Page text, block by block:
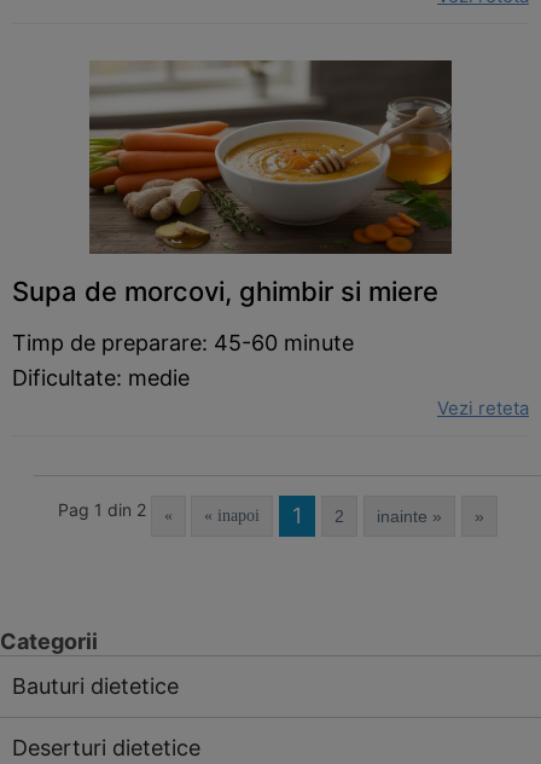
Supa de morcovi, ghimbir si miere
Timp de preparare: 45-60 minute
Dificultate: medie
Vezi reteta
Pag 1 din 2 « « inapoi 1 2 inainte » »
Categorii
Bauturi dietetice
Deserturi dietetice